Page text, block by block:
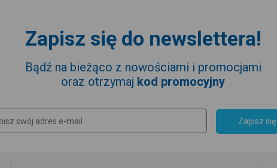
Zapisz się do newslettera!
Bądź na bieżąco z nowościami i promocjami
oraz otrzymaj kod promocyjny
Zapisz się